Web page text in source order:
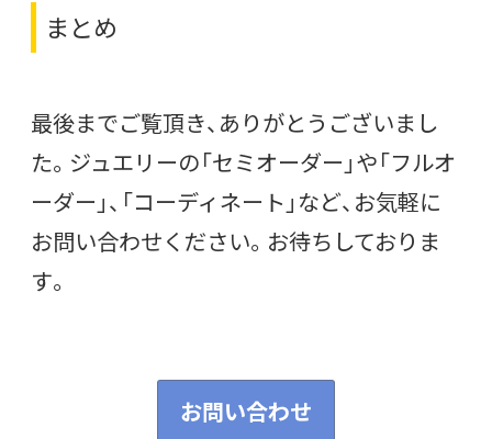
まとめ
最後までご覧頂き、ありがとうございまし
た。ジュエリーの「セミオーダー」や「フルオ
ーダー」、「コーディネート」など、お気軽に
お問い合わせください。お待ちしておりま
す。
お問い合わせ